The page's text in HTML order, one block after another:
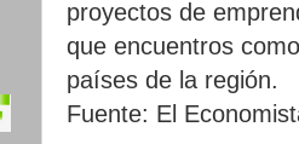
proyectos de
que encuentros
países de la región.
Fuente: El